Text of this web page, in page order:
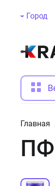
Город
Главная